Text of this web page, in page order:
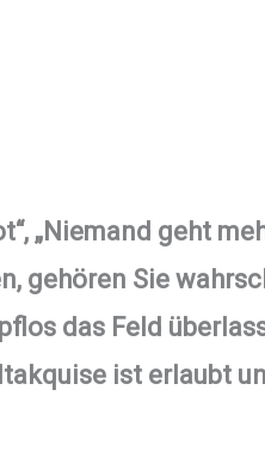
„Niemand geht
gehören Sie
das Feld
ist erlaubt